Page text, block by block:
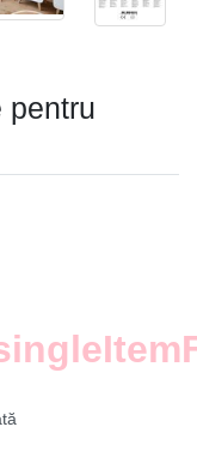
pentru